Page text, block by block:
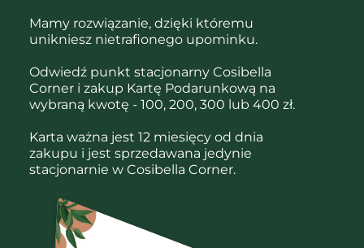
Mamy rozwiązanie, dzięki któremu
unikniesz nietrafionego upominku.
Odwiedź punkt stacjonarny Cosibella
Corner i zakup Kartę Podarunkową na
wybraną kwotę - 100, 200, 300 lub 400 zł.
Karta ważna jest 12 miesięcy od dnia
zakupu i jest sprzedawana jedynie
stacjonarnie w Cosibella Corner.